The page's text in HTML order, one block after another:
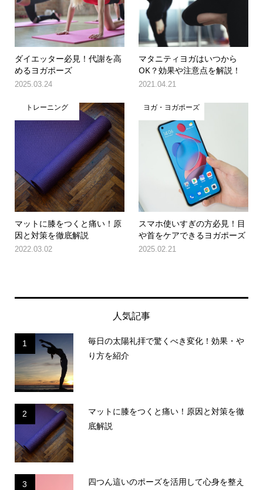
ダイエッター必見！代謝を高
めるヨガポーズ
2025.03.24
マタニティヨガはいつから
OK？効果や注意点を解説！
2021.04.21
トレーニング
マットに膝をつくと痛い！原
因と対策を徹底解説
2022.03.02
ヨガ・ヨガポーズ
スマホ使いすぎの方必見！目
や首をケアできるヨガポーズ
2025.02.21
人気記事
1
毎日の太陽礼拝で驚くべき変化！効果・や
り方を紹介
2
マットに膝をつくと痛い！原因と対策を徹
底解説
3
四つん這いのポーズを活用して心身を整え